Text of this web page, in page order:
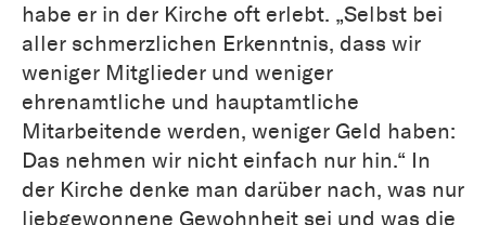
habe er in der Kirche oft erlebt. „Selbst bei
aller schmerzlichen Erkenntnis, dass wir
weniger Mitglieder und weniger
ehrenamtliche und hauptamtliche
Mitarbeitende werden, weniger Geld haben:
Das nehmen wir nicht einfach nur hin.“ In
der Kirche denke man darüber nach, was nur
liebgewonnene Gewohnheit sei und was die